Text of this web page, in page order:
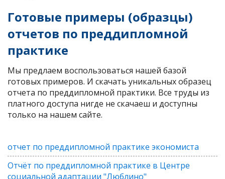
Готовые примеры (образцы)
отчетов по преддипломной
практике
Мы предлаем воспользоваться нашей базой
готовых примеров. И скачать уникальных образец
отчета по преддипломной практики. Все труды из
платного доступа нигде не скачаеш и доступны
только на нашем сайте.
отчет по преддипломной практике экономиста
Отчёт по преддипломной практике в Центре
социальной адаптации "Люблино"